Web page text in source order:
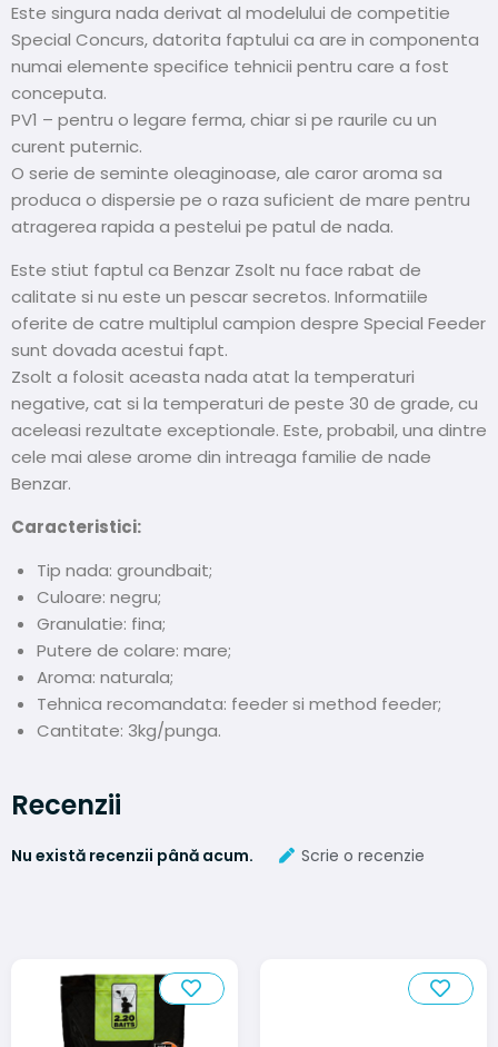
Este singura nada derivat al modelului de competitie
Special Concurs, datorita faptului ca are in componenta
numai elemente specifice tehnicii pentru care a fost
conceputa.
PV1 – pentru o legare ferma, chiar si pe raurile cu un
curent puternic.
O serie de seminte oleaginoase, ale caror aroma sa
produca o dispersie pe o raza suficient de mare pentru
atragerea rapida a pestelui pe patul de nada.
Este stiut faptul ca Benzar Zsolt nu face rabat de
calitate si nu este un pescar secretos. Informatiile
oferite de catre multiplul campion despre Special Feeder
sunt dovada acestui fapt.
Zsolt a folosit aceasta nada atat la temperaturi
negative, cat si la temperaturi de peste 30 de grade, cu
aceleasi rezultate exceptionale. Este, probabil, una dintre
cele mai alese arome din intreaga familie de nade
Benzar.
Caracteristici:
Tip nada: groundbait;
Culoare: negru;
Granulatie: fina;
Putere de colare: mare;
Aroma: naturala;
Tehnica recomandata: feeder si method feeder;
Cantitate: 3kg/punga.
Recenzii
Nu există recenzii până acum. Scrie o recenzie